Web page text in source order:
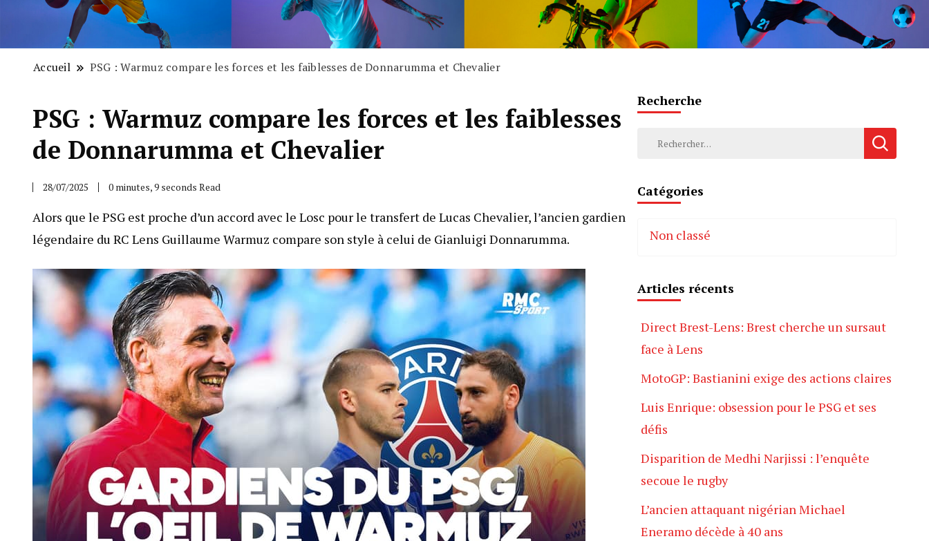
Accueil PSG : Warmuz compare les forces et les faiblesses de Donnarumma et Chevalier
PSG : Warmuz compare les forces et les faiblesses
de Donnarumma et Chevalier
28/07/2025 0 minutes, 9 seconds Read
Alors que le PSG est proche d’un accord avec le Losc pour le transfert de Lucas Chevalier, l’ancien gardien
légendaire du RC Lens Guillaume Warmuz compare son style à celui de Gianluigi Donnarumma.
Recherche
Rechercher :
Catégories
Non classé
Articles récents
Direct Brest-Lens: Brest cherche un sursaut
face à Lens
MotoGP: Bastianini exige des actions claires
Luis Enrique: obsession pour le PSG et ses
défis
Disparition de Medhi Narjissi : l’enquête
secoue le rugby
L’ancien attaquant nigérian Michael
Eneramo décède à 40 ans